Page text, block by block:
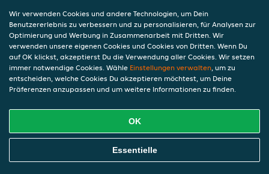
und den Schutz deiner personenbezogenen Daten haben.
Solltest du weitere Fragen oder Beschwerden in Bezug auf
die Verarbeitung deiner personenbezogenen Daten haben,
kontaktieren wir dich gerne. Wir würden uns auch über
Tipps oder Vorschläge zur Verbesserung unserer Erklärung
freuen.
JET nimmt den Schutz personenbezogener Daten sehr ernst
und daher ergreifen wir angemessene Maßnahmen, um
deine personenbezogenen Daten vor Missbrauch, Verlust,
unbefugtem Zugriff, unerwünschter Offenlegung und
Wir verwenden Cookies und andere Technologien, um Dein
Benutzererlebnis zu verbessern und zu personalisieren, für Analysen zur
Optimierung und Werbung in Zusammenarbeit mit Dritten. Wir
verwenden unsere eigenen Cookies und Cookies von Dritten. Wenn Du
auf OK klickst, akzeptierst Du die Verwendung aller Cookies. Wir setzen
immer notwendige Cookies. Wähle Einstellungen verwalten, um zu
entscheiden, welche Cookies Du akzeptieren möchtest, um Deine
Präferenzen anzupassen und um weitere Informationen zu finden.
OK
Essentielle